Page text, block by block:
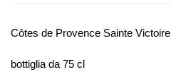
Côtes de Provence Sainte Victoire
bottiglia da 75 cl